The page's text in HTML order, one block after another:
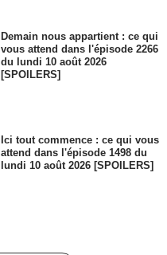
Demain nous appartient : ce qui
vous attend dans l'épisode 2266
du lundi 10 août 2026
[SPOILERS]
Ici tout commence : ce qui vous
attend dans l'épisode 1498 du
lundi 10 août 2026 [SPOILERS]